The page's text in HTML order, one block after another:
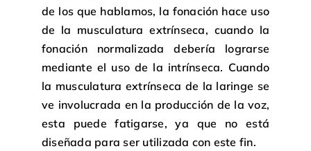
de los que hablamos, la fonación hace uso
de la musculatura extrínseca, cuando la
fonación normalizada debería lograrse
mediante el uso de la intrínseca. Cuando
la musculatura extrínseca de la laringe se
ve involucrada en la producción de la voz,
esta puede fatigarse, ya que no está
diseñada para ser utilizada con este fin.